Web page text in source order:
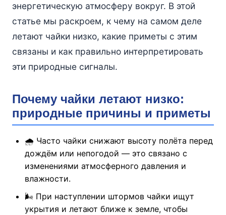
энергетическую атмосферу вокруг. В этой
статье мы раскроем, к чему на самом деле
летают чайки низко, какие приметы с этим
связаны и как правильно интерпретировать
эти природные сигналы.
Почему чайки летают низко:
природные причины и приметы
🌧️ Часто чайки снижают высоту полёта перед
дождём или непогодой — это связано с
изменениями атмосферного давления и
влажности.
🌬️ При наступлении штормов чайки ищут
укрытия и летают ближе к земле, чтобы